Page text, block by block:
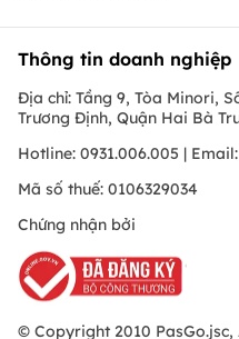
Thông tin doanh nghiệp
Địa chỉ: Tầng 9, Tòa Minori,
Trương Định, Quận Hai Bà
Hotline: 0931.006.005 | Email:
Mã số thuế: 0106329034
Chứng nhận bởi
© Copyright 2010